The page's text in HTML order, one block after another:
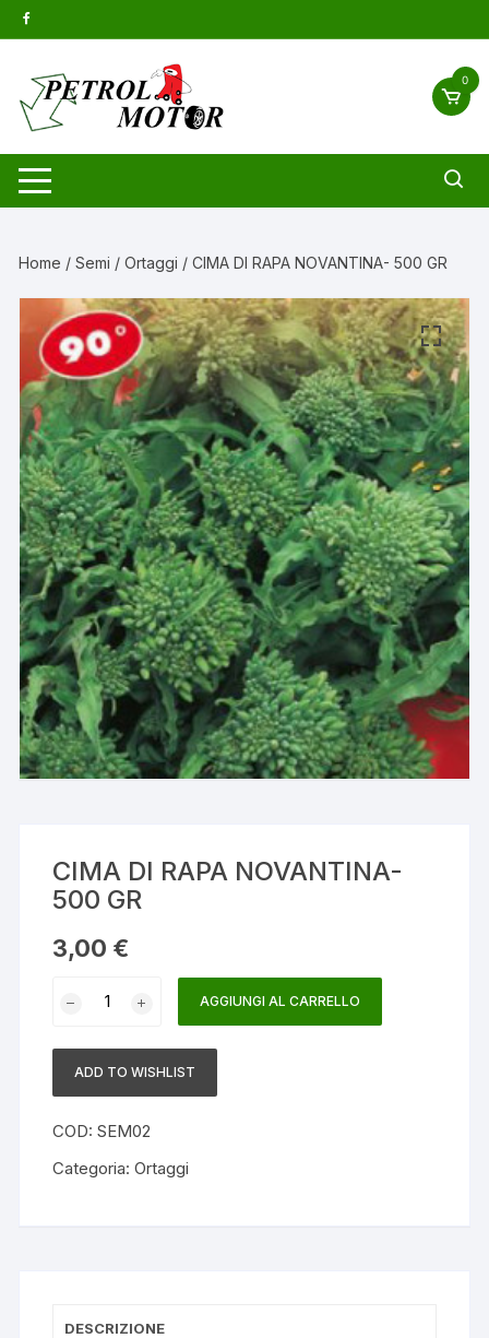
al
0
Home /Semi /Ortaggi / CIMA DI RAPA NOVANTINA- 500 GR
CIMA DI RAPA NOVANTINA-
500 GR
3,00 €
NOVANTINA-
500
AGGIUNGI AL CARRELLO
ADD TO WISHLIST
COD:SEM02
Categoria:Ortaggi
DESCRIZIONE